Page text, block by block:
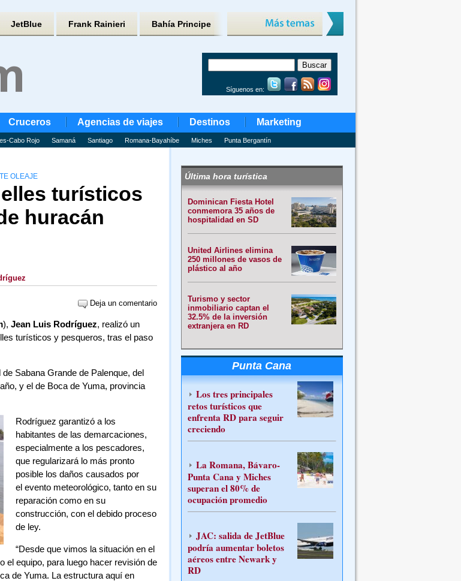
JetBlue Frank Rainieri Bahía Principe
Síguenos en:
Cruceros Agencias de viajes Destinos Marketing
Cabo Rojo Samaná Santiago Romana-Bayahíbe Miches Punta Bergantín
OLEAJE
turísticos
huracán
Deja un comentario
), Jean Luis Rodríguez, realizó un
turísticos y pesqueros, tras el paso
Sabana Grande de Palenque, del
y el de Boca de Yuma, provincia
Rodríguez garantizó a los
habitantes de las demarcaciones,
especialmente a los pescadores,
que regularizará lo más pronto
posible los daños causados por
el evento meteorológico, tanto en su
reparación como en su
construcción, con el debido proceso
de ley.
“Desde que vimos la situación en el
el equipo, para luego hacer revisión de
de Yuma. La estructura aquí en
Última hora turística
Dominican Fiesta Hotel
conmemora 35 años de
hospitalidad en SD
United Airlines elimina
250 millones de vasos de
plástico al año
Turismo y sector
inmobiliario captan el
32.5% de la inversión
extranjera en RD
Punta Cana
Los tres principales
retos turísticos que
enfrenta RD para seguir
creciendo
La Romana, Bávaro-
Punta Cana y Miches
superan el 80% de
ocupación promedio
JAC: salida de JetBlue
podría aumentar boletos
aéreos entre Newark y
RD